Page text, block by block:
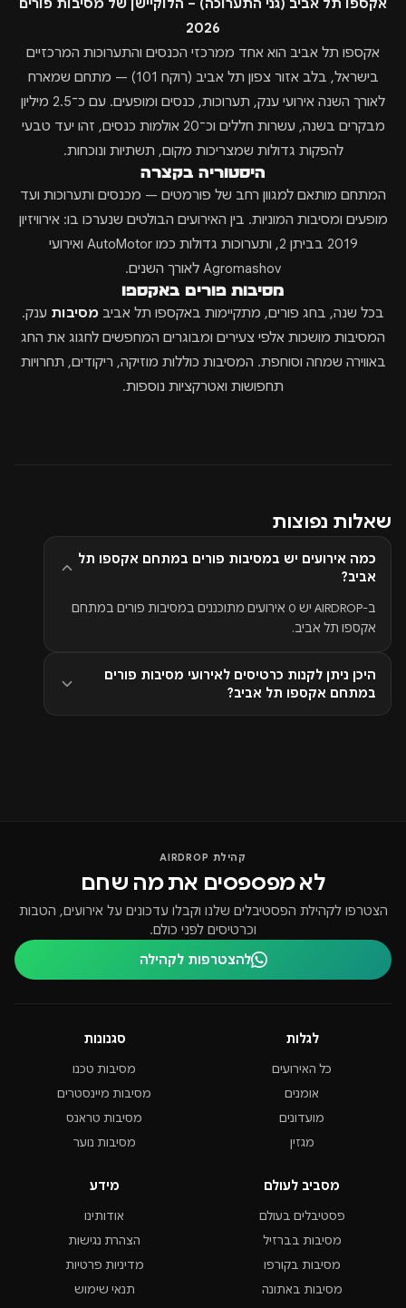
אקספו תל אביב (גני התערוכה) – הלוקיישן של מסיבות פורים
2026
אקספו תל אביב הוא אחד ממרכזי הכנסים והתערוכות המרכזיים
בישראל, בלב אזור צפון תל אביב (רוקח 101) — מתחם שמארח
לאורך השנה אירועי ענק, תערוכות, כנסים ומופעים. עם כ־2.5 מיליון
מבקרים בשנה, עשרות חללים וכ־20 אולמות כנסים, זהו יעד טבעי
להפקות גדולות שמצריכות מקום, תשתיות ונוכחות.
היסטוריה בקצרה
המתחם מותאם למגוון רחב של פורמטים — מכנסים ותערוכות ועד
מופעים ומסיבות המוניות. בין האירועים הבולטים שנערכו בו: אירוויזיון
2019 בביתן 2, ותערוכות גדולות כמו AutoMotor ואירועי
Agromashov לאורך השנים.
מסיבות פורים באקספו
בכל שנה, בחג פורים, מתקיימות באקספו תל אביב מסיבות ענק.
המסיבות מושכות אלפי צעירים ומבוגרים המחפשים לחגוג את החג
באווירה שמחה וסוחפת. המסיבות כוללות מוזיקה, ריקודים, תחרויות
תחפושות ואטרקציות נוספות.
שאלות נפוצות
כמה אירועים יש במסיבות פורים במתחם אקספו תל
אביב?
ב-AIRDROP יש 0 אירועים מתוכננים במסיבות פורים במתחם
אקספו תל אביב.
היכן ניתן לקנות כרטיסים לאירועי מסיבות פורים
במתחם אקספו תל אביב?
קהילת AIRDROP
לא מפספסים את מה שחם
הצטרפו לקהילת הפסטיבלים שלנו וקבלו עדכונים על אירועים, הטבות
וכרטיסים לפני כולם.
להצטרפות לקהילה
לגלות
כל האירועים
אומנים
מועדונים
מגזין
סגנונות
מסיבות טכנו
מסיבות מיינסטרים
מסיבות טראנס
מסיבות נוער
מסביב לעולם
פסטיבלים בעולם
מסיבות בברזיל
מסיבות בקורפו
מסיבות באתונה
מידע
אודותינו
הצהרת נגישות
מדיניות פרטיות
תנאי שימוש